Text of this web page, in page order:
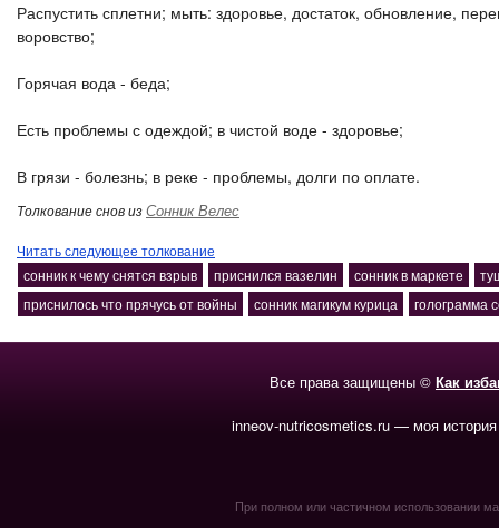
Распустить сплетни; мыть: здоровье, достаток, обновление,
воровство;
Горячая вода - беда;
Есть проблемы с одеждой; в чистой воде - здоровье;
В грязи - болезнь; в реке - проблемы, долги по оплате.
Толкование снов изСонник Велес
Читать следующее толкование
сонник к чему снятся взрыв
приснился вазелин сонник в маркете
приснилось что прячусь от войны
сонник магикум курица голограмма
Все права защищены © Как
inneov-nutricosmetics.ru — моя
При полном или частичном использовании